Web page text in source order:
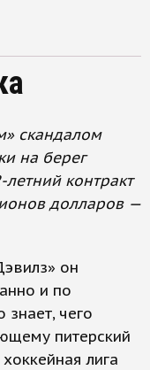
скандалом
на берег
летний контракт
долларов —
он
и по
знает, чего
питерский
лига